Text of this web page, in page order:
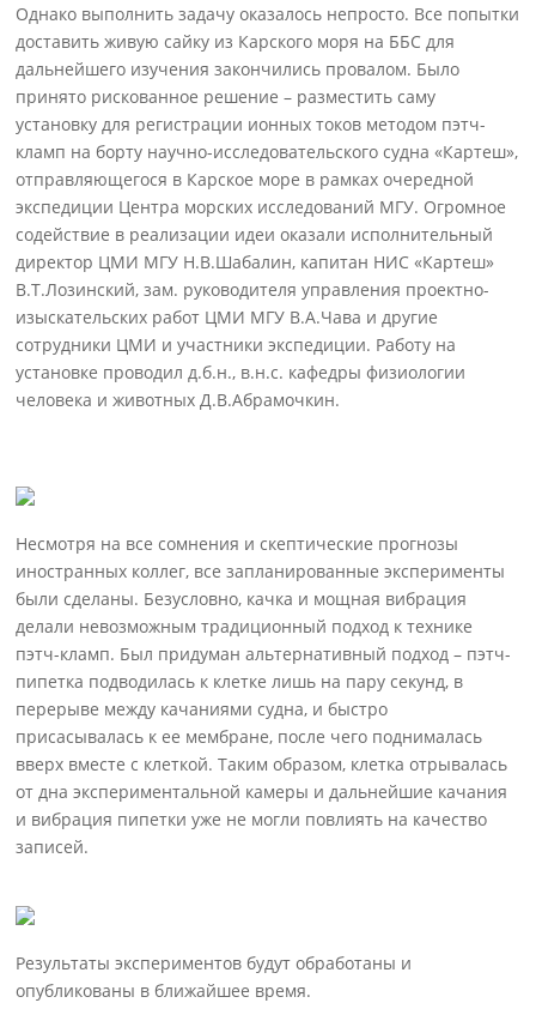
Однако выполнить задачу оказалось непросто. Все попытки
доставить живую сайку из Карского моря на ББС для
дальнейшего изучения закончились провалом. Было
принято рискованное решение – разместить саму
установку для регистрации ионных токов методом пэтч-
кламп на борту научно-исследовательского судна «Картеш»,
отправляющегося в Карское море в рамках очередной
экспедиции Центра морских исследований МГУ. Огромное
содействие в реализации идеи оказали исполнительный
директор ЦМИ МГУ Н.В.Шабалин, капитан НИС «Картеш»
В.Т.Лозинский, зам. руководителя управления проектно-
изыскательских работ ЦМИ МГУ В.А.Чава и другие
сотрудники ЦМИ и участники экспедиции. Работу на
установке проводил д.б.н., в.н.с. кафедры физиологии
человека и животных Д.В.Абрамочкин.
Несмотря на все сомнения и скептические прогнозы
иностранных коллег, все запланированные эксперименты
были сделаны. Безусловно, качка и мощная вибрация
делали невозможным традиционный подход к технике
пэтч-кламп. Был придуман альтернативный подход – пэтч-
пипетка подводилась к клетке лишь на пару секунд, в
перерыве между качаниями судна, и быстро
присасывалась к ее мембране, после чего поднималась
вверх вместе с клеткой. Таким образом, клетка отрывалась
от дна экспериментальной камеры и дальнейшие качания
и вибрация пипетки уже не могли повлиять на качество
записей.
Результаты экспериментов будут обработаны и
опубликованы в ближайшее время.